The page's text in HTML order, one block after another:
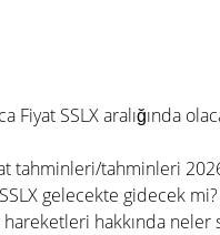
Fiyat SSLX aralığında
tahminleri/tahminleri
gelecekte gidecek
hakkında